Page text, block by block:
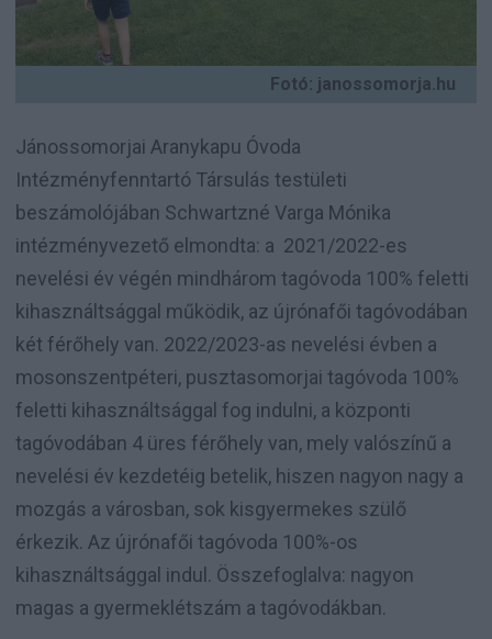
Fotó: janossomorja.hu
Jánossomorjai Aranykapu Óvoda
Intézményfenntartó Társulás testületi
beszámolójában Schwartzné Varga Mónika
intézményvezető elmondta: a 2021/2022-es
nevelési év végén mindhárom tagóvoda 100% feletti
kihasználtsággal működik, az újrónafői tagóvodában
két férőhely van. 2022/2023-as nevelési évben a
mosonszentpéteri, pusztasomorjai tagóvoda 100%
feletti kihasználtsággal fog indulni, a központi
tagóvodában 4 üres férőhely van, mely valószínű a
nevelési év kezdetéig betelik, hiszen nagyon nagy a
mozgás a városban, sok kisgyermekes szülő
érkezik. Az újrónafői tagóvoda 100%-os
kihasználtsággal indul. Összefoglalva: nagyon
magas a gyermeklétszám a tagóvodákban.